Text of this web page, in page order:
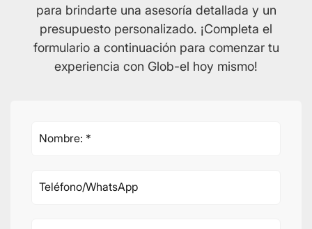
para brindarte una asesoría detallada y un
presupuesto personalizado. ¡Completa el
formulario a continuación para comenzar tu
experiencia con Glob-el hoy mismo!